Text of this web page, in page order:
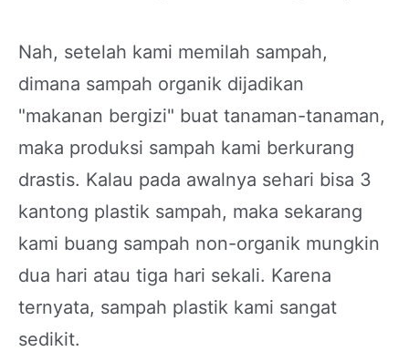
Nah, setelah kami memilah sampah,
dimana sampah organik dijadikan
"makanan bergizi" buat tanaman-tanaman,
maka produksi sampah kami berkurang
drastis. Kalau pada awalnya sehari bisa 3
kantong plastik sampah, maka sekarang
kami buang sampah non-organik mungkin
dua hari atau tiga hari sekali. Karena
ternyata, sampah plastik kami sangat
sedikit.